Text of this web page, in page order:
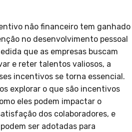
não financeiro tem ganhado
no desenvolvimento pessoal
que as empresas buscam
e reter talentos valiosos, a
incentivos se torna essencial.
explorar o que são incentivos
eles podem impactar o
dos colaboradores, e
ser adotadas para